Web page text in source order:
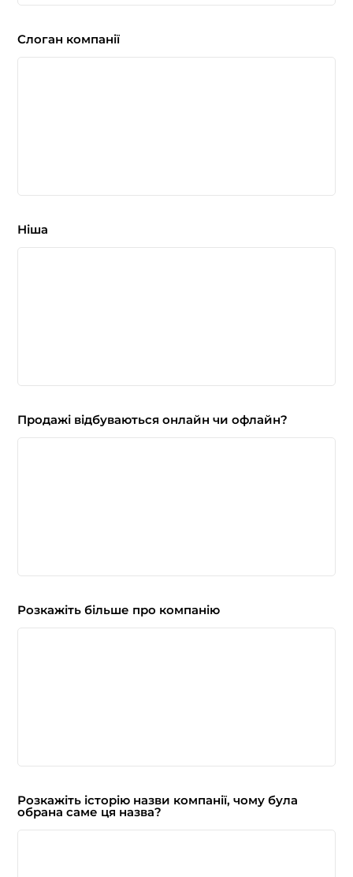
Слоган компанії
Ніша
Продажі відбуваються онлайн чи офлайн?
Розкажіть більше про компанію
Розкажіть історію назви компанії, чому була
обрана саме ця назва?